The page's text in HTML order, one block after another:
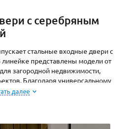
с серебряным
стальные входные двери с
линейке представлены модели от
загородной недвижимости,
Благодаря универсальному
для любого интерьера. Они
далее